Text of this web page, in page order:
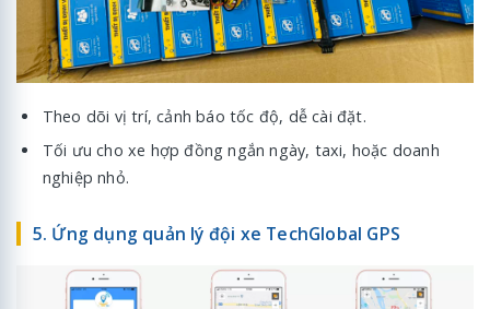
Theo dõi vị trí, cảnh báo tốc độ, dễ cài đặt.
Tối ưu cho xe hợp đồng ngắn ngày, taxi, hoặc doanh
nghiệp nhỏ.
5. Ứng dụng quản lý đội xe TechGlobal GPS